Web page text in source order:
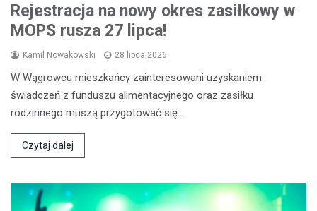
Rejestracja na nowy okres zasiłkowy w
MOPS rusza 27 lipca!
Kamil Nowakowski 28 lipca 2026
W Wągrowcu mieszkańcy zainteresowani uzyskaniem
świadczeń z funduszu alimentacyjnego oraz zasiłku
rodzinnego muszą przygotować się…
Czytaj dalej